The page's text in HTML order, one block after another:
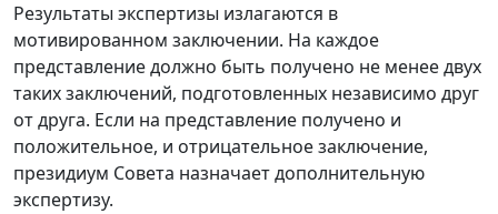
Результаты экспертизы излагаются в
мотивированном заключении. На каждое
представление должно быть получено не менее двух
таких заключений, подготовленных независимо друг
от друга. Если на представление получено и
положительное, и отрицательное заключение,
президиум Совета назначает дополнительную
экспертизу.